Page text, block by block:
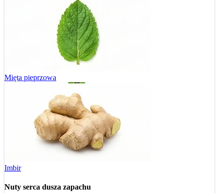
Mięta pieprzowa
Imbir
Nuty serca dusza zapachu